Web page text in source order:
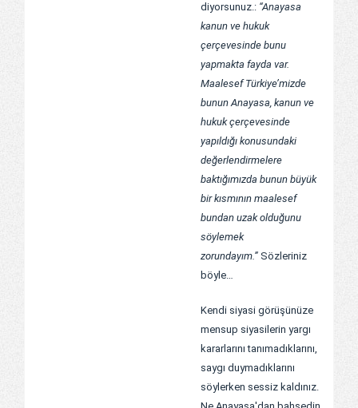
diyorsunuz.: “Anayasa
kanun ve hukuk
çerçevesinde bunu
yapmakta fayda var.
Maalesef Türkiye’mizde
bunun Anayasa, kanun ve
hukuk çerçevesinde
yapıldığı konusundaki
değerlendirmelere
baktığımızda bunun büyük
bir kısmının maalesef
bundan uzak olduğunu
söylemek
zorundayım.” Sözleriniz
böyle…
Kendi siyasi görüşünüze
mensup siyasilerin yargı
kararlarını tanımadıklarını,
saygı duymadıklarını
söylerken sessiz kaldınız.